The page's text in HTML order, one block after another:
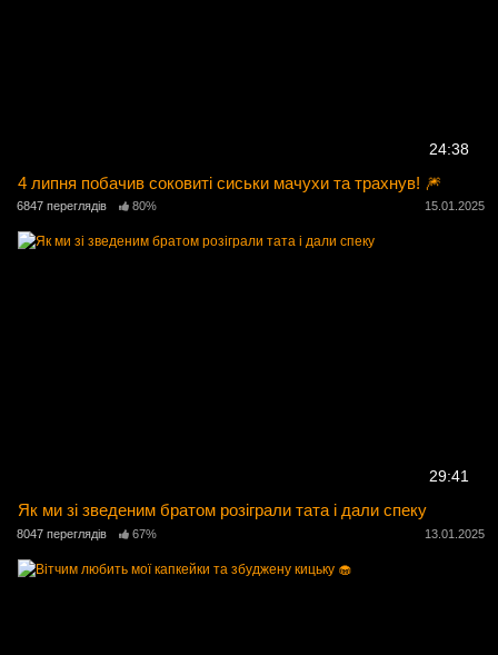
24:38
4 липня побачив соковиті сиськи мачухи та трахнув! 🎆
6847 переглядів 80% 15.01.2025
29:41
Як ми зі зведеним братом розіграли тата і дали спеку
8047 переглядів 67% 13.01.2025